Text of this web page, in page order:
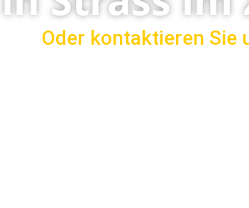
Oder kontaktieren Sie